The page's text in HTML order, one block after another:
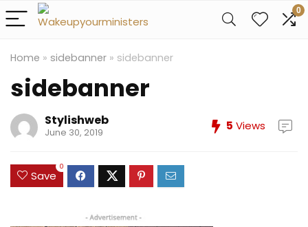
0
Home » sidebanner » sidebanner
sidebanner
Stylishweb
June 30, 2019 5 Views
Save
0